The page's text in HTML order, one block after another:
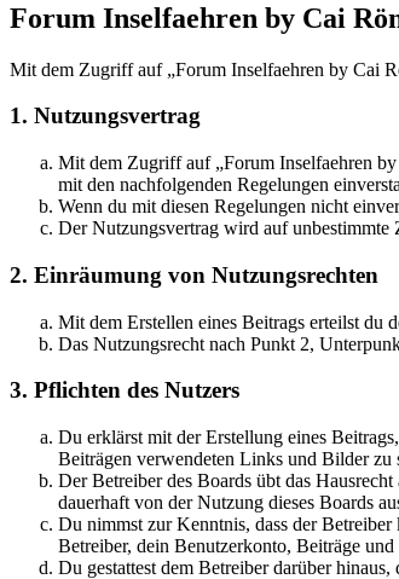
Forum Inselfaehren by Cai
Mit dem Zugriff auf „Forum Inselfaehren by Cai
1. Nutzungsvertrag
Mit dem Zugriff auf „Forum Inselfaehren
mit den nachfolgenden Regelungen
Wenn du mit diesen Regelungen nicht
Der Nutzungsvertrag wird auf unbestimmte
2. Einräumung von Nutzungsrechten
Mit dem Erstellen eines Beitrags erteilst du
Das Nutzungsrecht nach Punkt 2,
3. Pflichten des Nutzers
Du erklärst mit der Erstellung eines
Beiträgen verwendeten Links und Bilder zu
Der Betreiber des Boards übt das
dauerhaft von der Nutzung dieses Boards
Du nimmst zur Kenntnis, dass der
Betreiber, dein Benutzerkonto, Beiträge
Du gestattest dem Betreiber darüber